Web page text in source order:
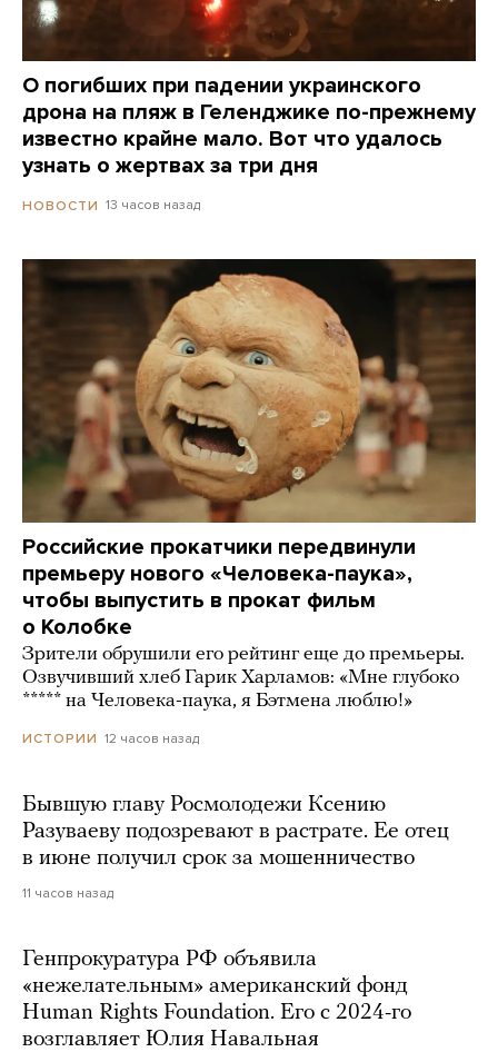
О погибших при падении украинского
дрона на пляж в Геленджике по-прежнему
известно крайне мало. Вот что удалось
узнать о жертвах за три дня
НОВОСТИ 13 часов назад
Российские прокатчики передвинули
премьеру нового «Человека-паука»,
чтобы выпустить в прокат фильм
о Колобке
Зрители обрушили его рейтинг еще до премьеры.
Озвучивший хлеб Гарик Харламов: «Мне глубоко
***** на Человека-паука, я Бэтмена люблю!»
ИСТОРИИ 12 часов назад
Бывшую главу Росмолодежи Ксению
Разуваеву подозревают в растрате. Ее отец
в июне получил срок за мошенничество
11 часов назад
Генпрокуратура РФ объявила
«нежелательным» американский фонд
Human Rights Foundation. Его с 2024-го
возглавляет Юлия Навальная